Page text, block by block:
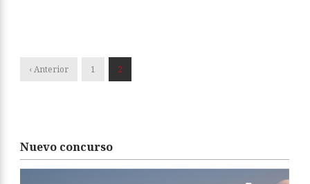
‹ Anterior 1 2
Nuevo concurso